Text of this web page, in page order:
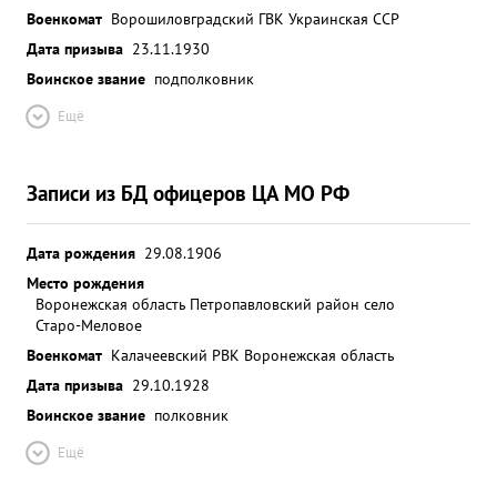
Военкомат Ворошиловградский ГВК Украинская ССР
Дата призыва 23.11.1930
Воинское звание подполковник
Ещё
Записи из БД офицеров ЦА МО РФ
Дата рождения 29.08.1906
Место рождения
Воронежская область Петропавловский район село
Старо-Меловое
Военкомат Калачеевский РВК Воронежская область
Дата призыва 29.10.1928
Воинское звание полковник
Ещё